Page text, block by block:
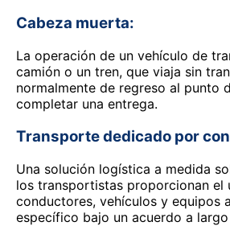
Cabeza muerta:
La operación de un vehículo de
camión o un tren, que viaja sin
normalmente de regreso al punto
completar una entrega.
Transporte dedicado por
Una solución logística a medida
los transportistas proporcionan el
conductores, vehículos y equipos
específico bajo un acuerdo a